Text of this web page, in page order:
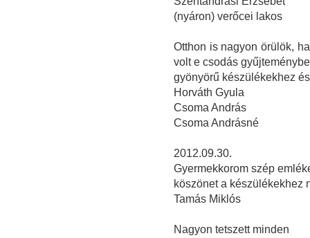
(nyáron) verőcei lakos
Otthon is nagyon örülök,
volt e csodás
gyönyörű készülékekhez
Horváth Gyula
Csoma András
Csoma Andrásné
2012.09.30.
Gyermekkorom szép
köszönet a készülékekhez
Tamás Miklós
Nagyon tetszett minden